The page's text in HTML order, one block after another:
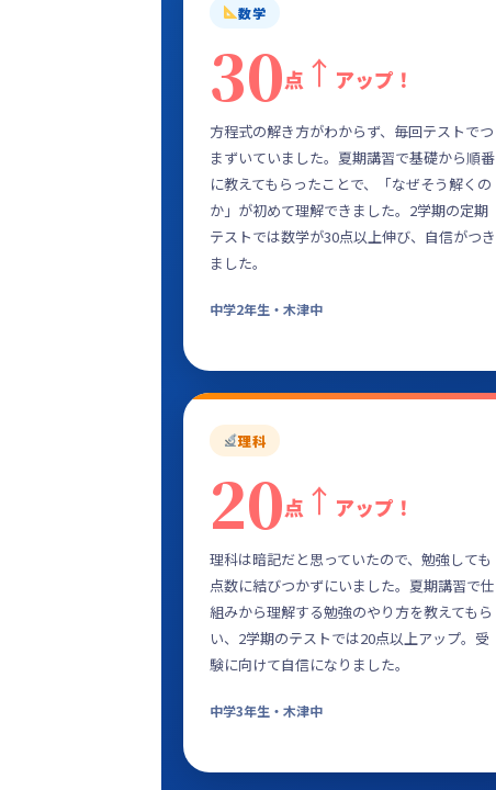
数学
30点 ↑ アップ！
方程式の解き方がわからず、毎回テストでつ
まずいていました。夏期講習で基礎から順番
に教えてもらったことで、「なぜそう解くの
か」が初めて理解できました。2学期の定期
テストでは数学が30点以上伸び、自信がつき
ました。
中学2年生・木津中
理科
20点 ↑ アップ！
理科は暗記だと思っていたので、勉強しても
点数に結びつかずにいました。夏期講習で仕
組みから理解する勉強のやり方を教えてもら
い、2学期のテストでは20点以上アップ。受
験に向けて自信になりました。
中学3年生・木津中